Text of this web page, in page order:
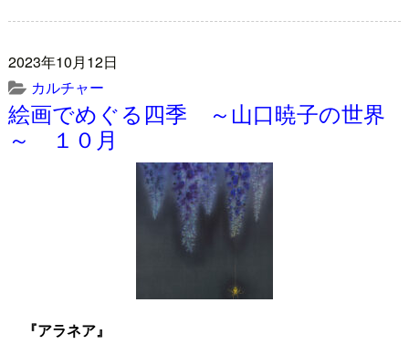
2023年10月12日
カルチャー
絵画でめぐる四季 ～山口暁子の世界
～ １０月
『アラネア』